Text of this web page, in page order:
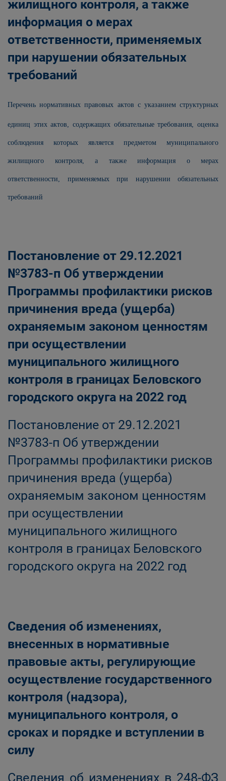
жилищного контроля, а также
информация о мерах
ответственности, применяемых
при нарушении обязательных
требований
Перечень нормативных правовых актов с указанием структурных
единиц этих актов, содержащих обязательные требования, оценка
соблюдения которых является предметом муниципального
жилищного контроля, а также информация о мерах
ответственности, применяемых при нарушении обязательных
требований
Постановление от 29.12.2021
№3783-п Об утверждении
Программы профилактики рисков
причинения вреда (ущерба)
охраняемым законом ценностям
при осуществлении
муниципального жилищного
контроля в границах Беловского
городского округа на 2022 год
Постановление от 29.12.2021
№3783-п Об утверждении
Программы профилактики рисков
причинения вреда (ущерба)
охраняемым законом ценностям
при осуществлении
муниципального жилищного
контроля в границах Беловского
городского округа на 2022 год
Сведения об изменениях,
внесенных в нормативные
правовые акты, регулирующие
осуществление государственного
контроля (надзора),
муниципального контроля, о
сроках и порядке и вступлении в
силу
Сведения об изменениях в 248-ФЗ